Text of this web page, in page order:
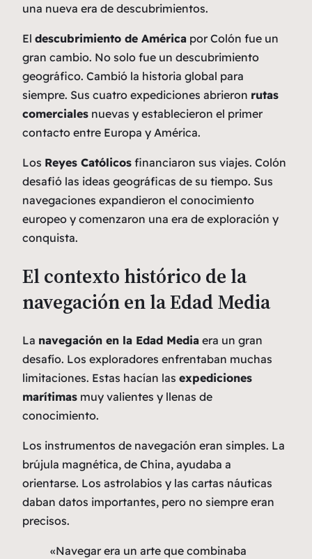
una nueva era de descubrimientos.
El descubrimiento de América por Colón fue un
gran cambio. No solo fue un descubrimiento
geográfico. Cambió la historia global para
siempre. Sus cuatro expediciones abrieron rutas
comerciales nuevas y establecieron el primer
contacto entre Europa y América.
Los Reyes Católicos financiaron sus viajes. Colón
desafió las ideas geográficas de su tiempo. Sus
navegaciones expandieron el conocimiento
europeo y comenzaron una era de exploración y
conquista.
El contexto histórico de la
navegación en la Edad Media
La navegación en la Edad Media era un gran
desafío. Los exploradores enfrentaban muchas
limitaciones. Estas hacían las expediciones
marítimas muy valientes y llenas de
conocimiento.
Los instrumentos de navegación eran simples. La
brújula magnética, de China, ayudaba a
orientarse. Los astrolabios y las cartas náuticas
daban datos importantes, pero no siempre eran
precisos.
«Navegar era un arte que combinaba